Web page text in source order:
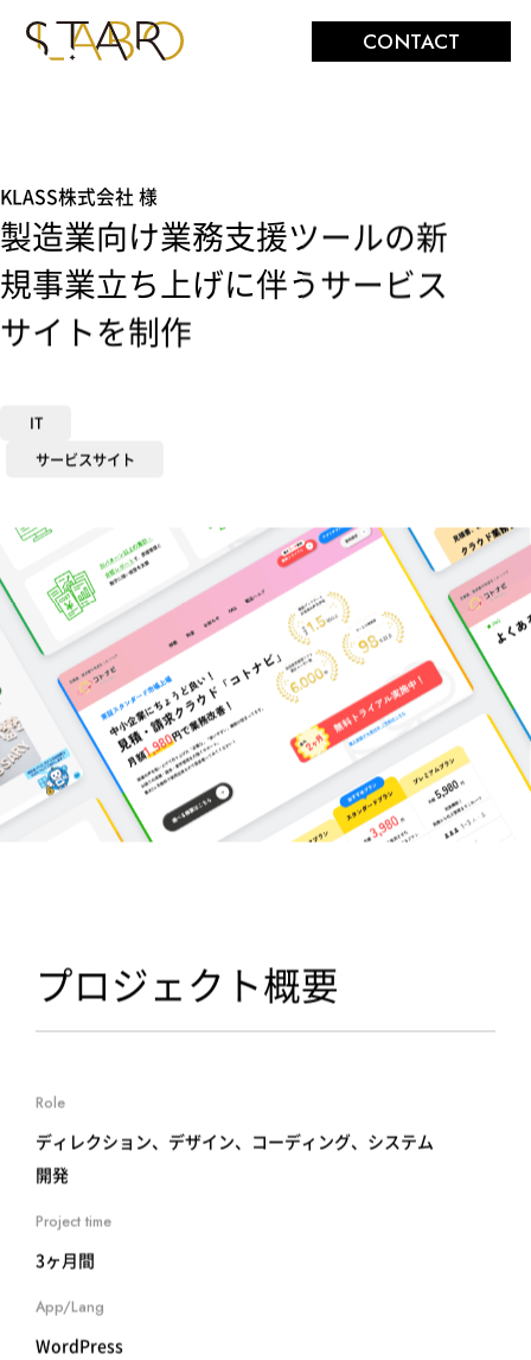
株式会社スターラボ
CONTACT
KLASS株式会社 様
製造業向け業務支援ツールの新
規事業立ち上げに伴うサービス
サイトを制作
IT
サービスサイト
プロジェクト概要
Role
ディレクション、デザイン、コーディング、システム
開発
Project time
3ヶ月間
App/Lang
WordPress